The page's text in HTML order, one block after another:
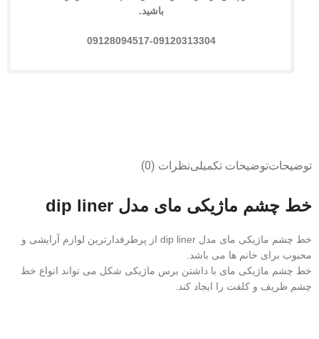
باشید.
09128094517-09120313304
توضیحاتتوضیحات تکمیلینظرات (0)
خط چشم ماژیکی مای مدل dip liner
خط چشم ماژیکی مای مدل dip liner از پرطرفدارترین لوازم آرایشی و
محبوب برای خانم ها می باشد.
خط چشم ماژیکی مای با داشتن برس ماژیکی شکل می تواند انواع خط
چشم ظریف و کلفت را ایجاد کند.